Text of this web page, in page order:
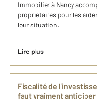
Immobilier à Nancy
propriétaires pour les
leur situation.
Lire plus
Fiscalité de
faut vraiment anticiper